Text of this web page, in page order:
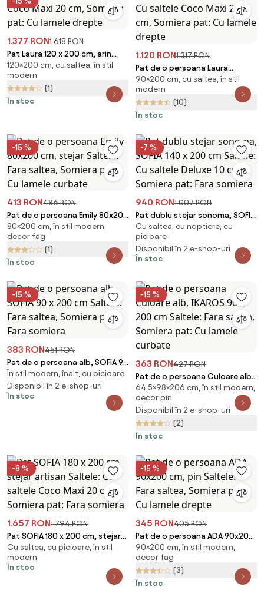
1.377 RON1.618 RON
Pat Laura 120 x 200 cm, arin
Saltele: Cu saltele Coco Maxi
20 cm, Somiera pat: Cu lamele
drepte
120×200 cm, cu saltea, în stil
modern
(1)
În stoc
1.120 RON1.317 RON
Pat de o persoana Laura
90x200 cm, stejar Saltele: Cu
saltele Coco Maxi 20 cm,
Somiera pat: Cu lamele drepte
90×200 cm, cu saltea, în stil
modern
(10)
În stoc
-15 %
413 RON486 RON
Pat de o persoana Emily 80x200
cm, stejar Saltele: Fara saltea,
Somiera pat: Cu lamele curbate
80×200 cm, în stil modern,
decor fag
(1)
În stoc
-7 %
940 RON1.007 RON
Pat dublu stejar sonoma, SOFIA
140 x 200 cm Saltele: Cu saltele
Deluxe 10 cm, Somiera pat: Fara
somiera
Cu saltea, cu noptiere, cu
picioare
Disponibil în 2 e-shop-uri
În stoc
-15 %
383 RON451 RON
Pat de o persoana alb, SOFIA 90
x 200 cm Saltele: Fara saltea,
Somiera pat: Fara somiera
În stil modern, înalt, cu picioare
Disponibil în 2 e-shop-uri
În stoc
-15 %
363 RON427 RON
Pat de o persoana Culoare alb,
IKAROS 90 x 200 cm Saltele:
Fara saltea, Somiera pat: Cu
lamele curbate
64,5×98×206 cm, în stil modern,
decor pin
Disponibil în 2 e-shop-uri
(2)
În stoc
-8 %
1.657 RON1.794 RON
Pat SOFIA 180 x 200 cm, stejar
artisan Saltele: Cu saltele Coco
Maxi 20 cm, Somiera pat: Fara
somiera
Cu saltea, cu picioare, în stil
modern
În stoc
-15 %
345 RON405 RON
Pat de o persoana ADA 90x200
cm, pin Saltele: Fara saltea,
Somiera pat: Cu lamele drepte
90×200 cm, în stil modern,
decor fag
(3)
În stoc